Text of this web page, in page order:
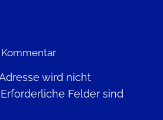
wird nicht
Erforderliche Felder sind